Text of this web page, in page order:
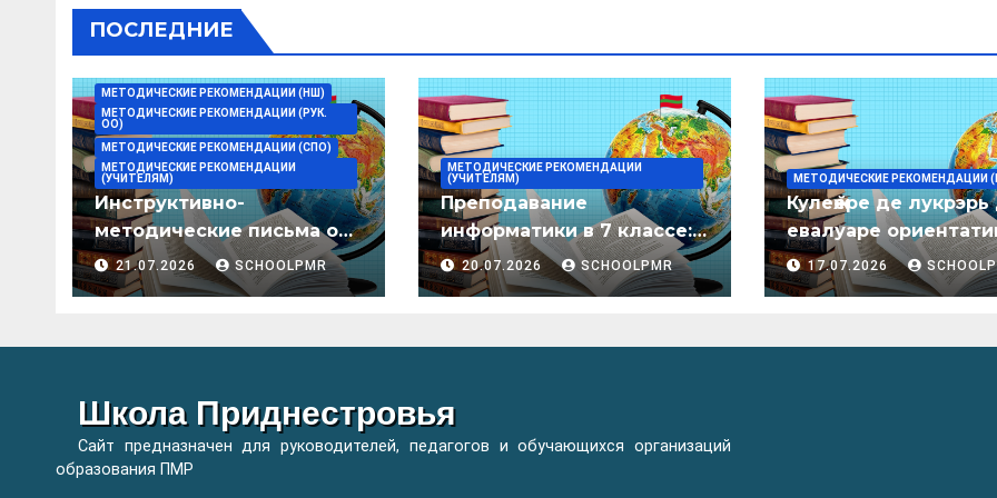
ПОСЛЕДНИЕ
МЕТОДИЧЕСКИЕ РЕКОМЕНДАЦИИ (НШ)
МЕТОДИЧЕСКИЕ РЕКОМЕНДАЦИИ (РУК.
ОО)
МЕТОДИЧЕСКИЕ РЕКОМЕНДАЦИИ (СПО)
МЕТОДИЧЕСКИЕ РЕКОМЕНДАЦИИ
(УЧИТЕЛЯМ)
Инструктивно-
методические письма о
преподавании учебных
предметов/дисциплин в
образования ПМР на
21.07.2026 SCHOOLPMR
МЕТОДИЧЕСКИЕ РЕКОМЕНДАЦИИ
(УЧИТЕЛЯМ)
Преподавание
информатики в 7 классе:
методическое пособие
20.07.2026 SCHOOLPMR
МЕТОДИЧЕСКИЕ РЕКОМЕНДАЦИИ
Кулеӂере де лукрэрь
евалуаре
лимба
пентру елевий
организациилор де
17.07.2026
Школа Приднестровья
Сайт предназначен для руководителей, педагогов и обучающихся организаций
образования ПМР